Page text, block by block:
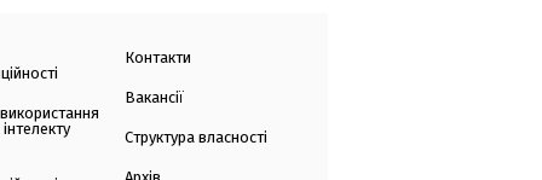
Контакти
Вакансії
Структура власності